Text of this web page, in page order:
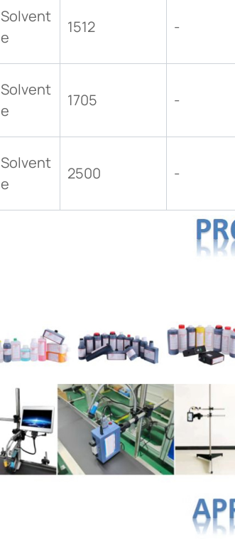
Solvent
e
1512 -
Solvent
e
1705 -
Solvent
e
2500 -